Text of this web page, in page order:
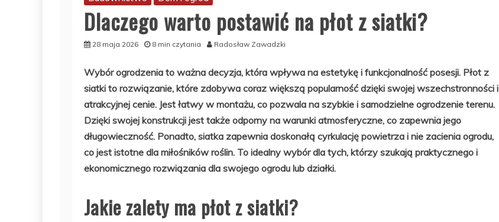
Dlaczego warto postawić na płot z siatki?
28 maja 2026 8 min czytania Radosław Zawadzki
Wybór ogrodzenia to ważna decyzja, która wpływa na estetykę i funkcjonalność posesji. Płot z
siatki to rozwiązanie, które zdobywa coraz większą popularność dzięki swojej wszechstronności i
atrakcyjnej cenie. Jest łatwy w montażu, co pozwala na szybkie i samodzielne ogrodzenie terenu.
Dzięki swojej konstrukcji jest także odporny na warunki atmosferyczne, co zapewnia jego
długowieczność. Ponadto, siatka zapewnia doskonałą cyrkulację powietrza i nie zacienia ogrodu,
co jest istotne dla miłośników roślin. To idealny wybór dla tych, którzy szukają praktycznego i
ekonomicznego rozwiązania dla swojego ogrodu lub działki.
Jakie zalety ma płot z siatki?